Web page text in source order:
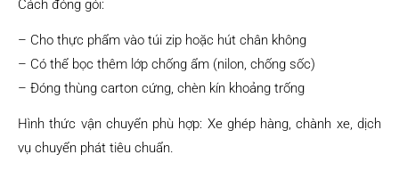
Cách đóng gói:
– Cho thực phẩm vào túi zip hoặc hút chân không
– Có thể bọc thêm lớp chống ẩm (nilon, chống sốc)
– Đóng thùng carton cứng, chèn kín khoảng trống
Hình thức vận chuyển phù hợp: Xe ghép hàng, chành xe, dịch
vụ chuyển phát tiêu chuẩn.